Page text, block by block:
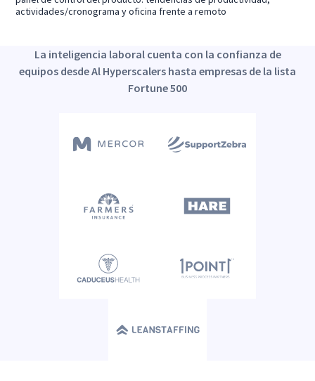
La inteligencia laboral cuenta con la confianza de
equipos desde Al Hyperscalers hasta empresas de la lista
Fortune 500